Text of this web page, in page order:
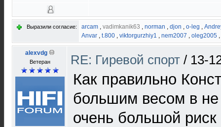
Выразили согласие: arcam , vadimkanik63 , norman , djon , o-leg ,
Anvar , t.800 , viktorgurzhiy1 , nem2007 , oleg2005 ,
alexvdg
Ветеран RE: Гиревой спорт / 13-
Как правильно
большим весом в
очень большой риск